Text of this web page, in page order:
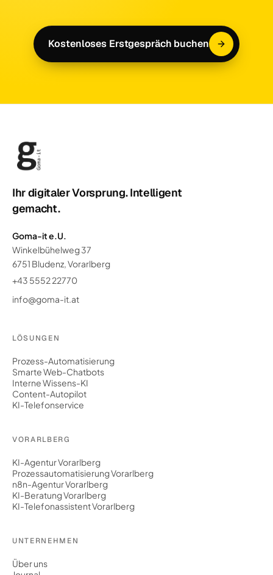
Kostenloses Erstgespräch buchen
Ihr digitaler Vorsprung. Intelligent
gemacht.
Goma-it e.U.
Winkelbühelweg 37
6751 Bludenz, Vorarlberg
+43 5552 22770
info@goma-it.at
LÖSUNGEN
Prozess-Automatisierung
Smarte Web-Chatbots
Interne Wissens-KI
Content-Autopilot
KI-Telefonservice
VORARLBERG
KI-Agentur Vorarlberg
Prozessautomatisierung Vorarlberg
n8n-Agentur Vorarlberg
KI-Beratung Vorarlberg
KI-Telefonassistent Vorarlberg
UNTERNEHMEN
Über uns